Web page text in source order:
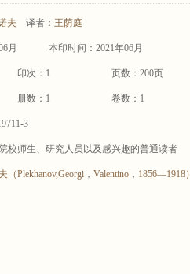
夫 译者： 王荫庭
月 本印时间：2021年06月
印次：1 页数：200页
册数：1 卷数：1
3
校师生、研究人员以及感兴趣的普通读者
（Plekhanov,Georgi ， Valentino ， 1856—1918）